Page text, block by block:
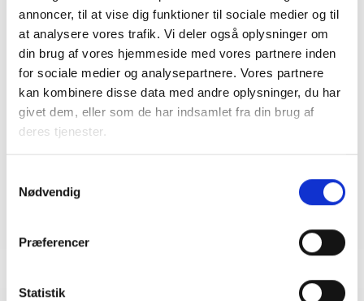
annoncer, til at vise dig funktioner til sociale medier og til
at analysere vores trafik. Vi deler også oplysninger om
din brug af vores hjemmeside med vores partnere inden
for sociale medier og analysepartnere. Vores partnere
kan kombinere disse data med andre oplysninger, du har
givet dem, eller som de har indsamlet fra din brug af
deres tjenester.
Nødvendig
Præferencer
Statistik
Sanne Steen
Petersen
Afdelingschef